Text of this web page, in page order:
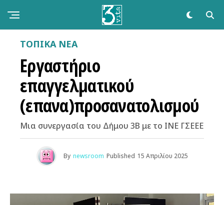
ΤΟΠΙΚΑ ΝΕΑ
Εργαστήριο
επαγγελματικού
(επανα)προσανατολισμού
Μια συνεργασία του Δήμου 3Β με το ΙΝΕ ΓΣΕΕΕ
By newsroom Published 15 Απριλίου 2025